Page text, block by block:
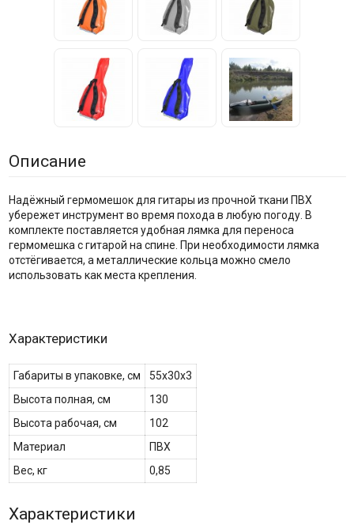
Описание
Надёжный гермомешок для гитары из прочной ткани ПВХ
убережет инструмент во время похода в любую погоду. В
комплекте поставляется удобная лямка для переноса
гермомешка с гитарой на спине. При необходимости лямка
отстёгивается, а металлические кольца можно смело
использовать как места крепления.
Характеристики
Габариты в упаковке, см
55х30х3
Высота полная, см
130
Высота рабочая, см
102
Материал
ПВХ
Вес, кг
0,85
Характеристики